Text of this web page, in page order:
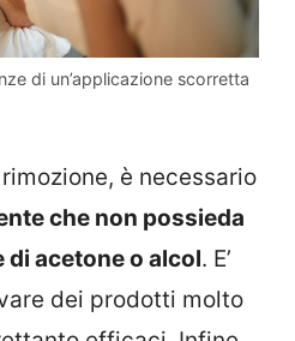
di un’applicazione scorretta
è necessario
che non possieda
acetone o alcol. E’
dei prodotti molto